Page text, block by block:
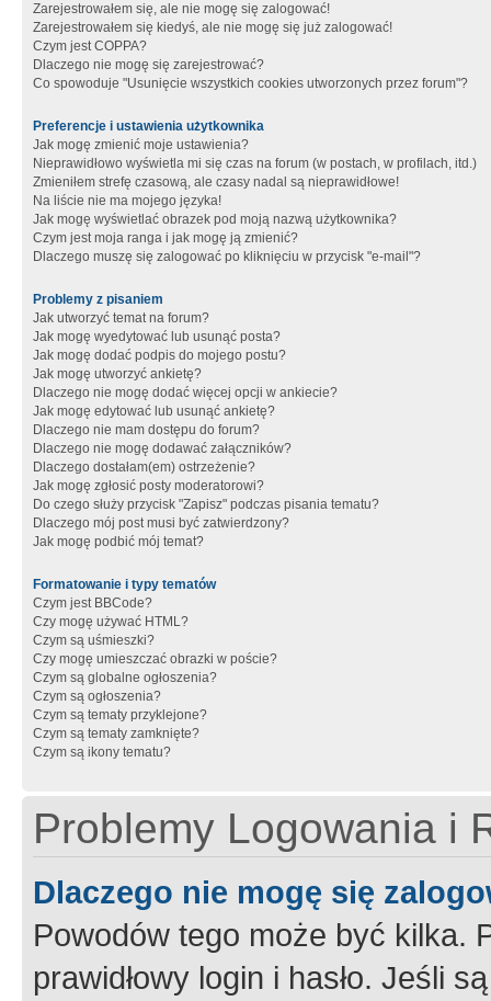
Zarejestrowałem się, ale nie mogę się zalogować!
Zarejestrowałem się kiedyś, ale nie mogę się już zalogować!
Czym jest COPPA?
Dlaczego nie mogę się zarejestrować?
Co spowoduje "Usunięcie wszystkich cookies utworzonych przez forum"?
Preferencje i ustawienia użytkownika
Jak mogę zmienić moje ustawienia?
Nieprawidłowo wyświetla mi się czas na forum (w postach, w profilach, itd.)
Zmieniłem strefę czasową, ale czasy nadal są nieprawidłowe!
Na liście nie ma mojego języka!
Jak mogę wyświetlać obrazek pod moją nazwą użytkownika?
Czym jest moja ranga i jak mogę ją zmienić?
Dlaczego muszę się zalogować po kliknięciu w przycisk "e-mail"?
Problemy z pisaniem
Jak utworzyć temat na forum?
Jak mogę wyedytować lub usunąć posta?
Jak mogę dodać podpis do mojego postu?
Jak mogę utworzyć ankietę?
Dlaczego nie mogę dodać więcej opcji w ankiecie?
Jak mogę edytować lub usunąć ankietę?
Dlaczego nie mam dostępu do forum?
Dlaczego nie mogę dodawać załączników?
Dlaczego dostałam(em) ostrzeżenie?
Jak mogę zgłosić posty moderatorowi?
Do czego służy przycisk "Zapisz" podczas pisania tematu?
Dlaczego mój post musi być zatwierdzony?
Jak mogę podbić mój temat?
Formatowanie i typy tematów
Czym jest BBCode?
Czy mogę używać HTML?
Czym są uśmieszki?
Czy mogę umieszczać obrazki w poście?
Czym są globalne ogłoszenia?
Czym są ogłoszenia?
Czym są tematy przyklejone?
Czym są tematy zamknięte?
Czym są ikony tematu?
Problemy Logowania i
Dlaczego nie mogę się
Powodów tego może być kilka.
prawidłowy login i hasło. Jeśli